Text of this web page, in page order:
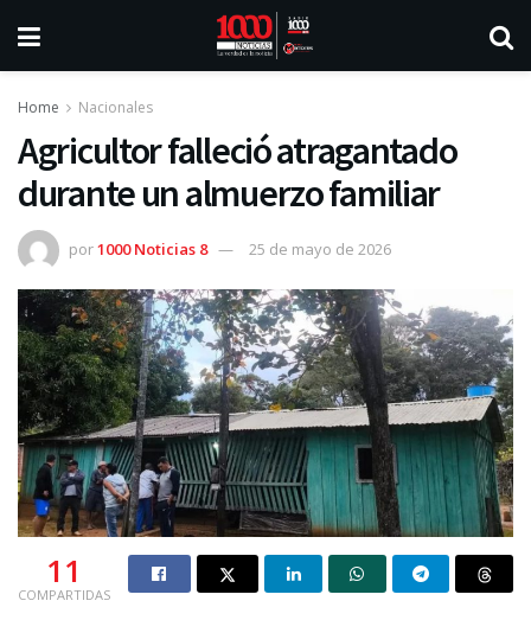
Home Nacionales
Agricultor falleció atragantado
durante un almuerzo familiar
por1000 Noticias 8 25 de mayo de 2026
11
COMPARTIDAS